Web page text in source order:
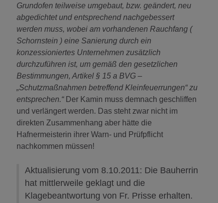
Grundofen teilweise umgebaut, bzw. geändert, neu
abgedichtet und entsprechend nachgebessert
werden muss, wobei am vorhandenen Rauchfang (
Schornstein ) eine Sanierung durch ein
konzessioniertes Unternehmen zusätzlich
durchzuführen ist, um gemäß den gesetzlichen
Bestimmungen, Artikel § 15 a BVG –
„Schutzmaßnahmen betreffend Kleinfeuerrungen“ zu
entsprechen.“ Der Kamin muss demnach geschliffen
und verlängert werden. Das steht zwar nicht im
direkten Zusammenhang aber hätte die
Hafnermeisterin ihrer Warn- und Prüfpflicht
nachkommen müssen!
Aktualisierung vom 8.10.2011: Die Bauherrin
hat mittlerweile geklagt und die
Klagebeantwortung von Fr. Prisse erhalten.